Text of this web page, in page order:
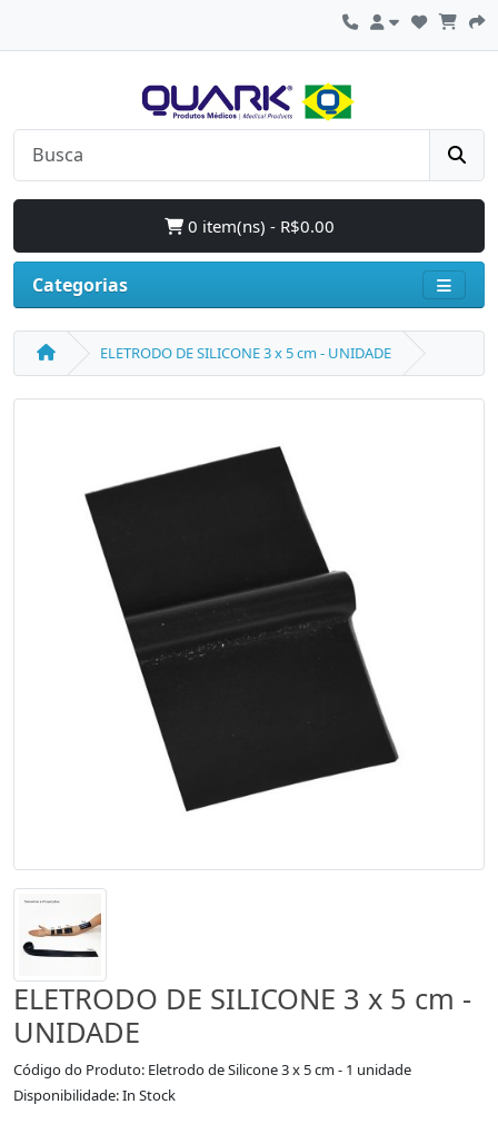
0 item(ns) - R$0.00
Categorias
ELETRODO DE SILICONE 3 x 5 cm - UNIDADE
ELETRODO DE SILICONE 3 x 5 cm -
UNIDADE
Código do Produto: Eletrodo de Silicone 3 x 5 cm - 1 unidade
Disponibilidade: In Stock